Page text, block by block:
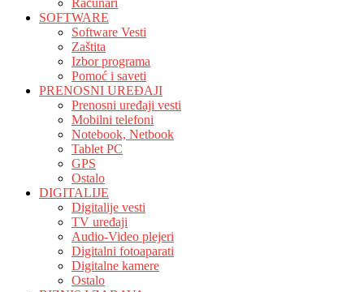
SOFTWARE
Software Vesti
Zaštita
Izbor programa
Pomoć i saveti
PRENOSNI UREĐAJI
Prenosni uređaji vesti
Mobilni telefoni
Notebook, Netbook
Tablet PC
GPS
Ostalo
DIGITALIJE
Digitalije vesti
TV uređaji
Audio-Video plejeri
Digitalni fotoaparati
Digitalne kamere
Ostalo